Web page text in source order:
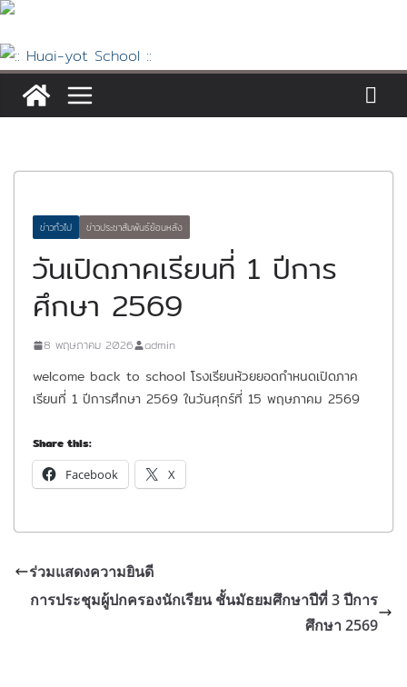
Skip
content
ข่าวทั่วไป ข่าวประชาสัมพันธ์ย้อนหลัง
วันเปิดภาคเรียนที่ 1 ปีการ
ศึกษา 2569
8 พฤษภาคม 2026 admin
welcome back to school โรงเรียนห้วยยอดกำหนดเปิดภาค
เรียนที่ 1 ปีการศึกษา 2569 ในวันศุกร์ที่ 15 พฤษภาคม 2569
Share this:
Facebook X
ร่วมแสดงความยินดี
การประชุมผู้ปกครองนักเรียน ชั้นมัธยมศึกษาปีที่ 3 ปีการ
ศึกษา 2569